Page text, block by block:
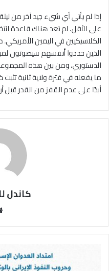
إذا لم يأتي أي شيء جيد آخر من
على الأقل. لم تعد هناك قاعدة
الذين حددوا أنفسهم سيصوتون
ما يفعله في فترة ولاية ثانية
أبدًا على عدم القفز من القدر قبل
كاندل